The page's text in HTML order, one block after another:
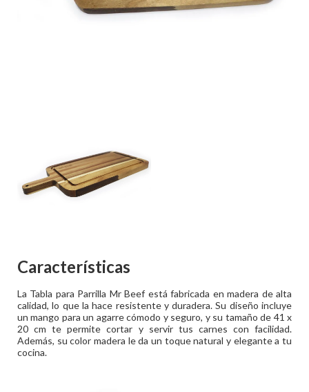
Características
La Tabla para Parrilla Mr Beef está fabricada en madera de alta
calidad, lo que la hace resistente y duradera. Su diseño incluye
un mango para un agarre cómodo y seguro, y su tamaño de 41 x
20 cm te permite cortar y servir tus carnes con facilidad.
Además, su color madera le da un toque natural y elegante a tu
cocina.